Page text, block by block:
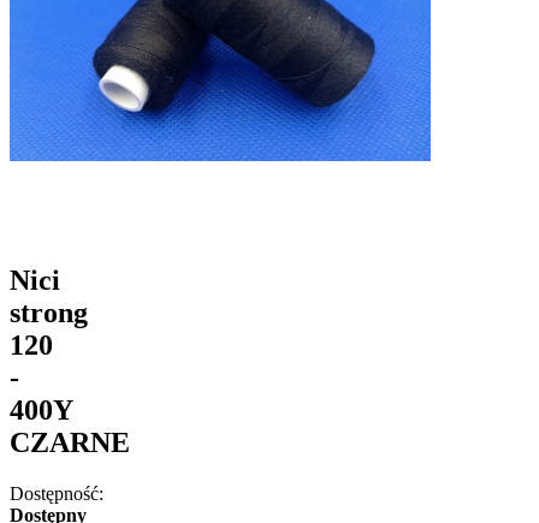
Nici
strong
120
-
400Y
CZARNE
Dostępność:
Dostępny